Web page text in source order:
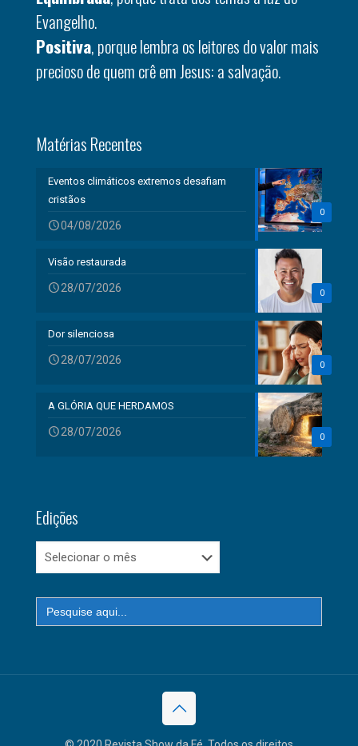
Evangelho.
Positiva, porque lembra os leitores do valor mais
precioso de quem crê em Jesus: a salvação.
Matérias Recentes
0
Eventos climáticos extremos desafiam
cristãos
04/08/2026
0
Visão restaurada
28/07/2026
0
Dor silenciosa
28/07/2026
0
A GLÓRIA QUE HERDAMOS
28/07/2026
Edições
Edições
Search
for: